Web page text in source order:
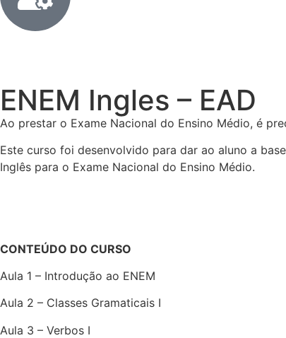
ENEM Ingles – EAD
Ao prestar o Exame Nacional do Ensino Médio, é
Este curso foi desenvolvido para dar ao aluno a
Inglês para o Exame Nacional do Ensino Médio.
CONTEÚDO DO CURSO
Aula 1 – Introdução ao ENEM
Aula 2 – Classes Gramaticais I
Aula 3 – Verbos I